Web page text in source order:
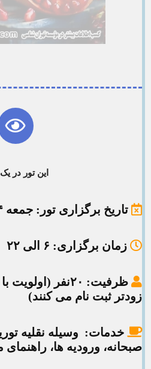
این تور در
تاریخ برگزاری تور : جمعه ۱۴۰۴/۹/۱۴
زمان برگزاری: ۶ الی ۲۲
ظرفیت
: ۲۰نفر
زودتر ثبت نام می کنند)
خدمات: وسیله نقلیه
صبحانه، ورودیه ها،